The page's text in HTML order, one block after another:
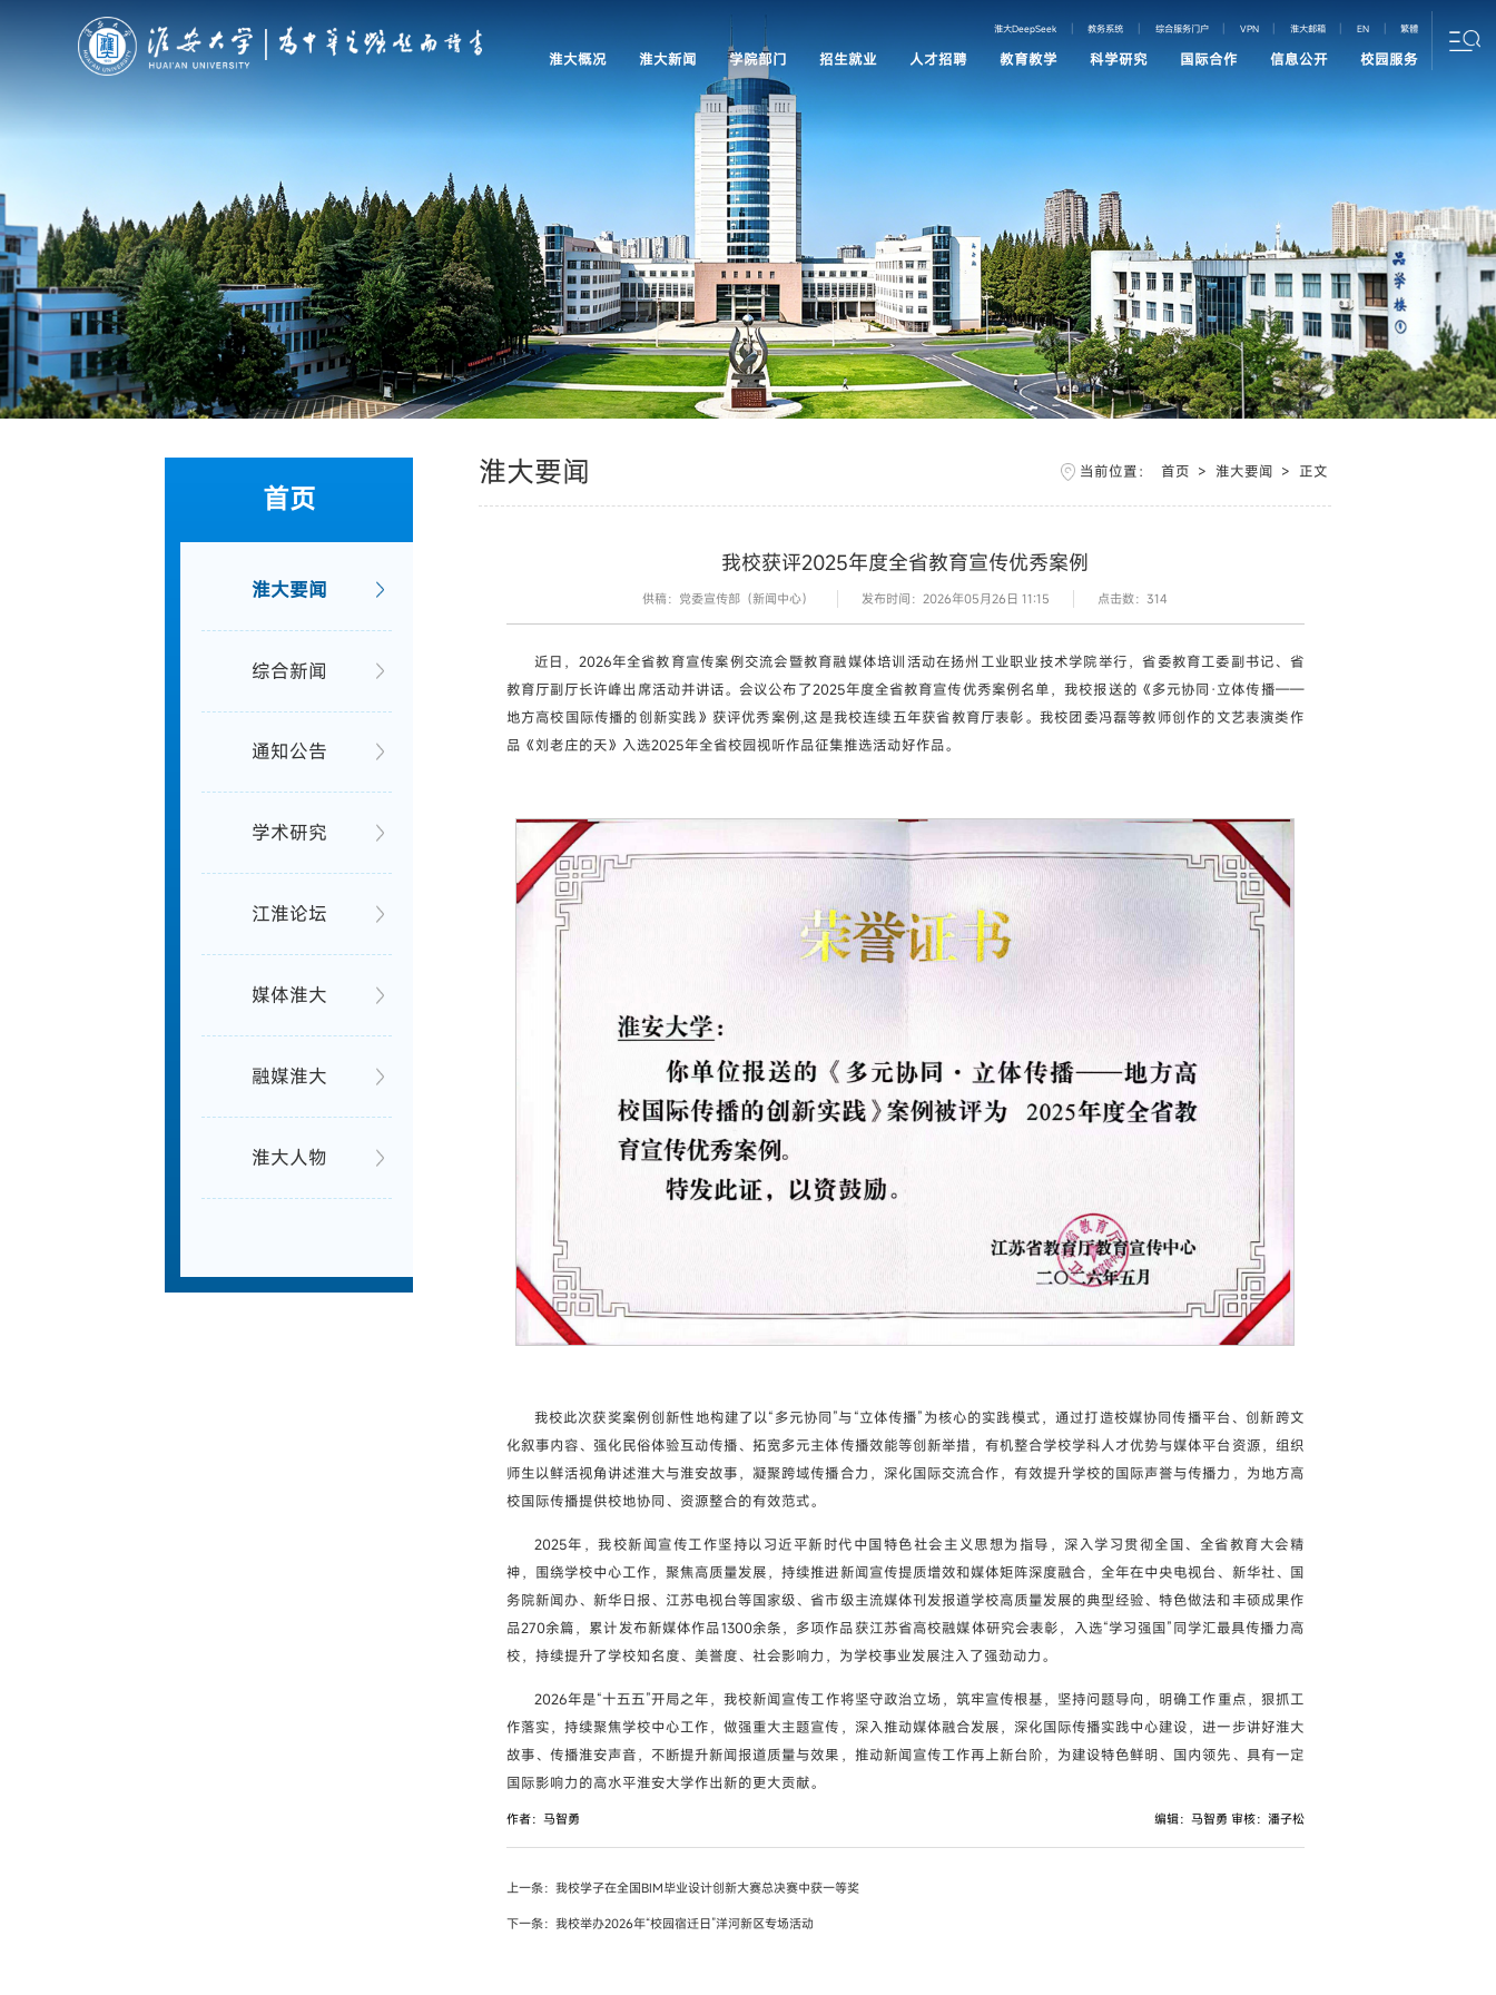
淮大DeepSeek | 教务系统 | 综合服务门户 | VPN | 淮大邮箱 | EN | 繁體
淮大概况 淮大新闻 学院部门 招生就业 人才招聘 教育教学 科学研究 国际合作 信息公开 校园服务
首页
淮大要闻
综合新闻
通知公告
学术研究
江淮论坛
媒体淮大
融媒淮大
淮大人物
淮大要闻 当前位置： 首页 > 淮大要闻 > 正文
我校获评2025年度全省教育宣传优秀案例
供稿：党委宣传部（新闻中心） 发布时间：2026年05月26日 11:15 点击数： 314
近日，2026年全省教育宣传案例交流会暨教育融媒体培训活动在扬州工业职业技术学院举行，省委教育工委副书记、省
教育厅副厅长许峰出席活动并讲话。会议公布了2025年度全省教育宣传优秀案例名单，我校报送的《多元协同·立体传播——
地方高校国际传播的创新实践》获评优秀案例,这是我校连续五年获省教育厅表彰。我校团委冯磊等教师创作的文艺表演类作
品《刘老庄的天》入选2025年全省校园视听作品征集推选活动好作品。
我校此次获奖案例创新性地构建了以“多元协同”与“立体传播”为核心的实践模式，通过打造校媒协同传播平台、创新跨文
化叙事内容、强化民俗体验互动传播、拓宽多元主体传播效能等创新举措，有机整合学校学科人才优势与媒体平台资源，组织
师生以鲜活视角讲述淮大与淮安故事，凝聚跨域传播合力，深化国际交流合作，有效提升学校的国际声誉与传播力，为地方高
校国际传播提供校地协同、资源整合的有效范式。
2025年，我校新闻宣传工作坚持以习近平新时代中国特色社会主义思想为指导，深入学习贯彻全国、全省教育大会精
神，围绕学校中心工作，聚焦高质量发展，持续推进新闻宣传提质增效和媒体矩阵深度融合，全年在中央电视台、新华社、国
务院新闻办、新华日报、江苏电视台等国家级、省市级主流媒体刊发报道学校高质量发展的典型经验、特色做法和丰硕成果作
品270余篇，累计发布新媒体作品1300余条，多项作品获江苏省高校融媒体研究会表彰，入选“学习强国”同学汇最具传播力高
校，持续提升了学校知名度、美誉度、社会影响力，为学校事业发展注入了强劲动力。
2026年是“十五五”开局之年，我校新闻宣传工作将坚守政治立场，筑牢宣传根基，坚持问题导向，明确工作重点，狠抓工
作落实，持续聚焦学校中心工作，做强重大主题宣传，深入推动媒体融合发展，深化国际传播实践中心建设，进一步讲好淮大
故事、传播淮安声音，不断提升新闻报道质量与效果，推动新闻宣传工作再上新台阶，为建设特色鲜明、国内领先、具有一定
国际影响力的高水平淮安大学作出新的更大贡献。
作者：马智勇 编辑：马智勇 审核：潘子松
上一条： 我校学子在全国BIM毕业设计创新大赛总决赛中获一等奖
下一条： 我校举办2026年“校园宿迁日”洋河新区专场活动